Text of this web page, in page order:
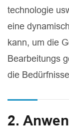
technologie
eine
kann, um die
Bearbeitungs
die
2.